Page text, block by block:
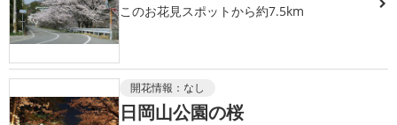
このお花見スポットから約7.5km
開花情報： なし
日岡山公園の桜